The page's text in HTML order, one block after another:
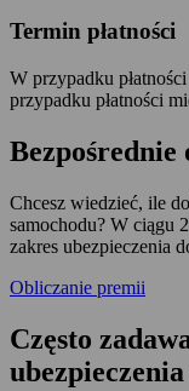
Termin płatności
W przypadku
przypadku płatności
Bezpośrednie
Chcesz wiedzieć, ile
samochodu? W ciągu
zakres ubezpieczenia
Obliczanie premii
Często